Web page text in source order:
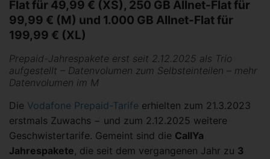
Flat für 49,99 € (XS), 250 GB Allnet-Flat für
99,99 € (M) und 1.000 GB Allnet-Flat für
199,99 € (XL)
Prepaid-Jahrespakete erst seit 2.12.2025 als Trio
aufgestellt – Datenvolumen zum Selbsteinteilen – mehr
Datenvolumen im M
Die Vodafone Prepaid-Tarife erhielten zum 21.3.2023
erstmals Zuwachs − und zum 2.12.2025 weitere
Geschwistertarife. Gemeint sind die CallYa
Jahrespakete, die seit dem vergangenen Jahr zu 3